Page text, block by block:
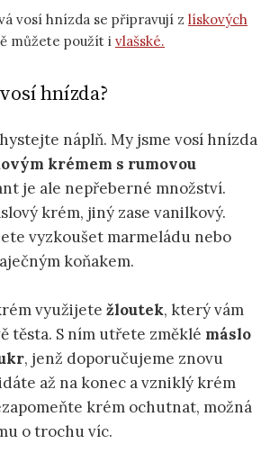
vosí hnízda se připravují z lískových
můžete použít i vlašské.
hnízda?
náplň. My jsme vosí hnízda
krémem s rumovou
je ale nepřeberné množství.
krém, jiný zase vanilkový.
vyzkoušet marmeládu nebo
koňakem.
využijete žloutek, který vám
těsta. S ním utřete změklé máslo
, jenž doporučujeme znovu
až na konec a vzniklý krém
krém ochutnat, možná
o trochu víc.